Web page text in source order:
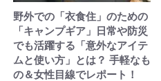
野外での「衣食住」のための
「キャンプギア」日常や防災
でも活躍する「意外なアイテ
ムと使い方」とは？ 手軽なも
の＆女性目線でレポート！